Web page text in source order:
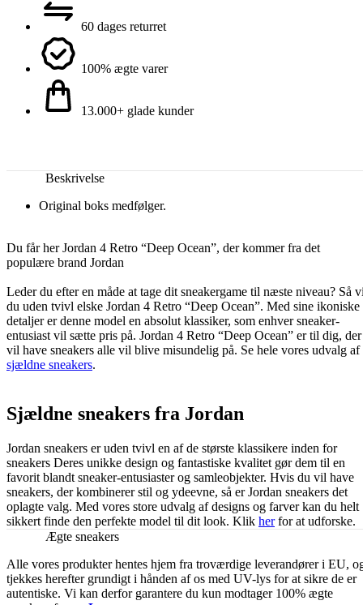
60 dages returret
100% ægte varer
13.000+ glade kunder
Beskrivelse
Original boks medfølger.
Du får her Jordan 4 Retro “Deep Ocean”, der kommer fra det
populære brand Jordan
Leder du efter en måde at tage dit sneakergame til næste niveau? Så
du uden tvivl elske Jordan 4 Retro “Deep Ocean”. Med sine ikoniske
detaljer er denne model en absolut klassiker, som enhver sneaker-
entusiast vil sætte pris på. Jordan 4 Retro “Deep Ocean” er til dig, der
vil have sneakers alle vil blive misundelig på. Se hele vores udvalg af
sjældne sneakers.
Sjældne sneakers fra Jordan
Jordan sneakers er uden tvivl en af de største klassikere inden for
sneakers Deres unikke design og fantastiske kvalitet gør dem til en
favorit blandt sneaker-entusiaster og samleobjekter. Hvis du vil have
sneakers, der kombinerer stil og ydeevne, så er Jordan sneakers det
oplagte valg. Med vores store udvalg af designs og farver kan du helt
sikkert finde den perfekte model til dit look. Klik herfor at udforske.
Ægte sneakers
Alle vores produkter hentes hjem fra troværdige leverandører i EU,
tjekkes herefter grundigt i hånden af os med UV-lys for at sikre de er
autentiske. Vi kan derfor garantere du kun modtager 100% ægte